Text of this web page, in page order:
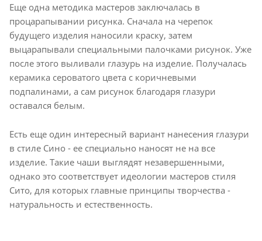
Еще одна методика мастеров заключалась в
процарапывании рисунка. Сначала на черепок
будущего изделия наносили краску, затем
выцарапывали специальными палочками рисунок. Уже
после этого выливали глазурь на изделие. Получалась
керамика сероватого цвета с коричневыми
подпалинами, а сам рисунок благодаря глазури
оставался белым.
Есть еще один интересный вариант нанесения глазури
в стиле Сино - ее специально наносят не на все
изделие. Такие чаши выглядят незавершенными,
однако это соответствует идеологии мастеров стиля
Сито, для которых главные принципы творчества -
натуральность и естественность.